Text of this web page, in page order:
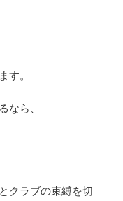
す。
なら、
クラブの束縛を切